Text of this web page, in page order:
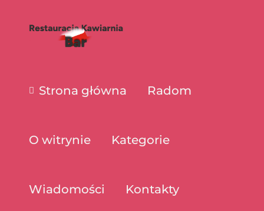
Strona główna Radom
O witrynie Kategorie
Wiadomości Kontakty